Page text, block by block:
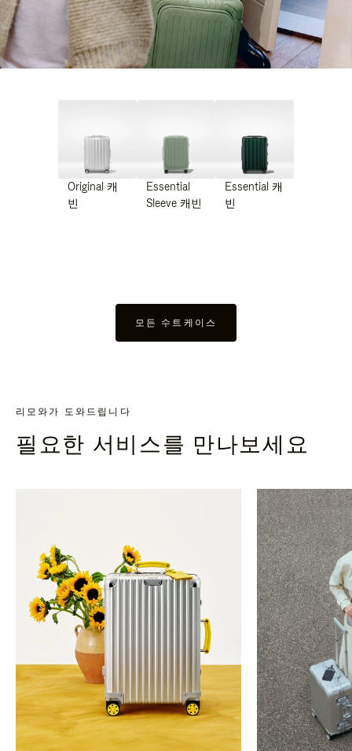
Original 캐
빈
Essential
Sleeve 캐빈
Essential 캐
빈
모든 수트케이스
리모와가 도와드립니다
필요한 서비스를 만나보세요